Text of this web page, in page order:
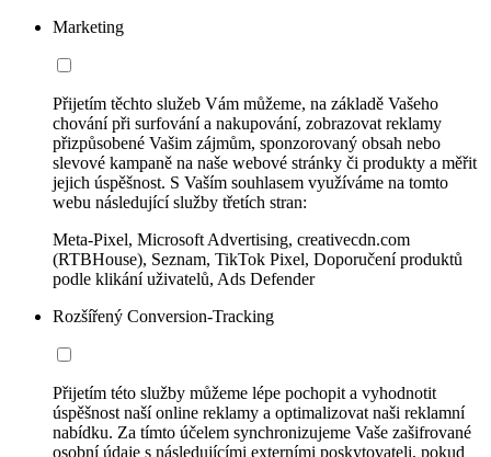
Marketing
Přijetím těchto služeb Vám můžeme, na základě Vašeho
chování při surfování a nakupování, zobrazovat reklamy
přizpůsobené Vašim zájmům, sponzorovaný obsah nebo
slevové kampaně na naše webové stránky či produkty a měřit
jejich úspěšnost. S Vaším souhlasem využíváme na tomto
webu následující služby třetích stran:
Meta-Pixel, Microsoft Advertising, creativecdn.com
(RTBHouse), Seznam, TikTok Pixel, Doporučení produktů
podle klikání uživatelů, Ads Defender
Rozšířený Conversion-Tracking
Přijetím této služby můžeme lépe pochopit a vyhodnotit
úspěšnost naší online reklamy a optimalizovat naši reklamní
nabídku. Za tímto účelem synchronizujeme Vaše zašifrované
osobní údaje s následujícími externími poskytovateli, pokud